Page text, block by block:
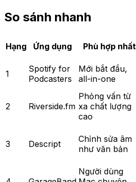
So sánh nhanh
Hạng Ứng dụng Phù hợp nhất
1
Spotify for
Podcasters
Mới bắt đầu,
all-in-one
2 Riverside.fm
Phỏng vấn từ
xa chất lượng
cao
3 Descript
Chỉnh sửa âm
như văn bản
Người dùng